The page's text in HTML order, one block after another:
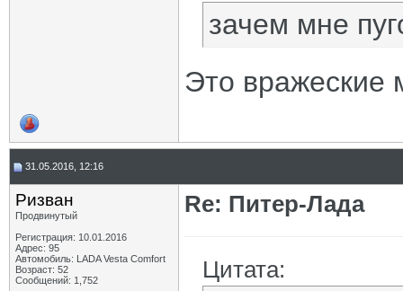
зачем мне
Это вражеские
31.05.2016, 12:16
Ризван
Продвинутый
Регистрация: 10.01.2016
Адрес: 95
Автомобиль: LADA Vesta Сomfort
Возраст: 52
Сообщений: 1,752
Re: Питер-Лада
Цитата: